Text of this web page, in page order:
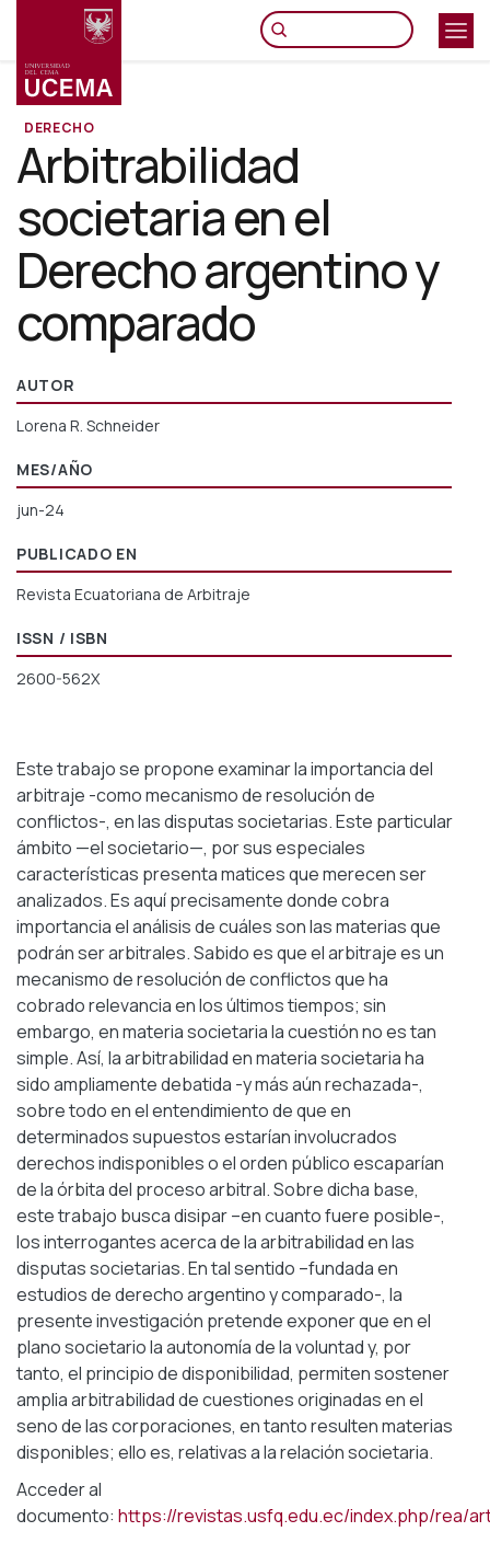
principal
DERECHO
Arbitrabilidad
societaria en el
Derecho argentino y
comparado
AUTOR
Lorena R. Schneider
MES/AÑO
jun-24
PUBLICADO EN
Revista Ecuatoriana de Arbitraje
ISSN / ISBN
2600-562X
Este trabajo se propone examinar la importancia del
arbitraje -como mecanismo de resolución de
conflictos-, en las disputas societarias. Este particular
ámbito —el societario—, por sus especiales
características presenta matices que merecen ser
analizados. Es aquí precisamente donde cobra
importancia el análisis de cuáles son las materias que
podrán ser arbitrales. Sabido es que el arbitraje es un
mecanismo de resolución de conflictos que ha
cobrado relevancia en los últimos tiempos; sin
embargo, en materia societaria la cuestión no es tan
simple. Así, la arbitrabilidad en materia societaria ha
sido ampliamente debatida -y más aún rechazada-,
sobre todo en el entendimiento de que en
determinados supuestos estarían involucrados
derechos indisponibles o el orden público escaparían
de la órbita del proceso arbitral. Sobre dicha base,
este trabajo busca disipar –en cuanto fuere posible-,
los interrogantes acerca de la arbitrabilidad en las
disputas societarias. En tal sentido –fundada en
estudios de derecho argentino y comparado-, la
presente investigación pretende exponer que en el
plano societario la autonomía de la voluntad y, por
tanto, el principio de disponibilidad, permiten sostener
amplia arbitrabilidad de cuestiones originadas en el
seno de las corporaciones, en tanto resulten materias
disponibles; ello es, relativas a la relación societaria.
Acceder al
documento: https://revistas.usfq.edu.ec/index.php/rea/